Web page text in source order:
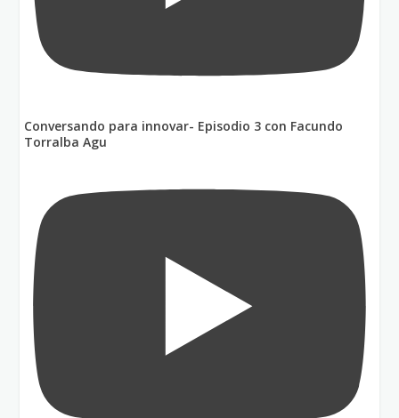
Conversando para innovar- Episodio 3 con Facundo
Torralba Agu